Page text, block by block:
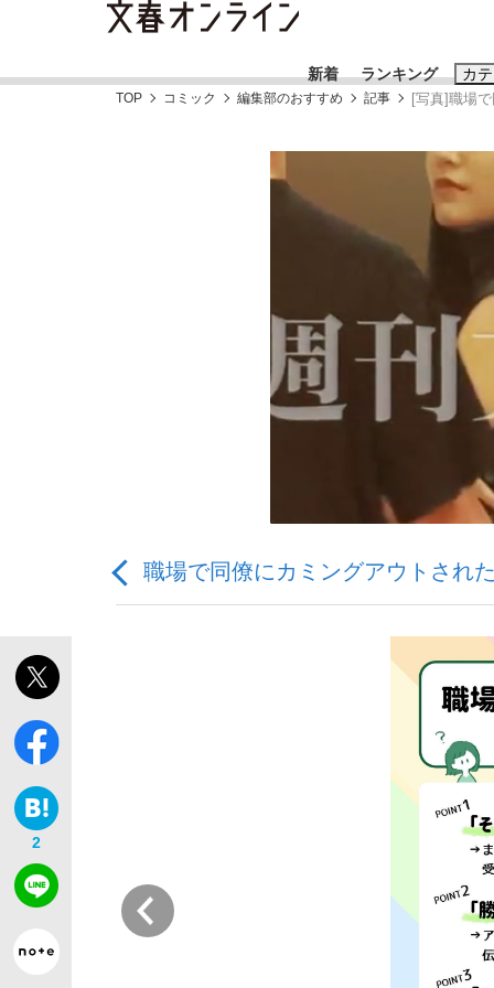
新着 ランキング カ
「90%は失敗する。でも…」本田圭佑が初
「敗因分析は一切聞かれなかった」侍ジャ
「目標達成できなかったからと言って…」
終戦から81年
おすすめの
#藤田晋
#玉木雄一郎
TOP コミック 編集部のおすすめ 記事 [写真]職場
職場で同僚にカミングアウトさ
2